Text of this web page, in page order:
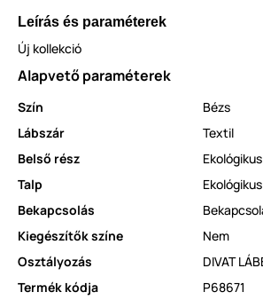
Leírás és paraméterek
Új kollekció
Alapvető paraméterek
Szín
Bézs
Lábszár
Textil
Belső rész
Talp
Bekapcsolás
Kiegészítők színe
Nem
Osztályozás
DIVAT
Termék kódja
P68671